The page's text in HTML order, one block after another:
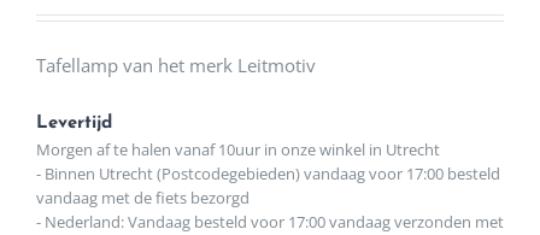
Tafellamp van het merk Leitmotiv
Levertijd
Morgen af te halen vanaf 10uur in onze winkel in Utrecht
- Binnen Utrecht (Postcodegebieden) vandaag voor 17:00 besteld
vandaag met de fiets bezorgd
- Nederland: Vandaag besteld voor 17:00 vandaag verzonden met